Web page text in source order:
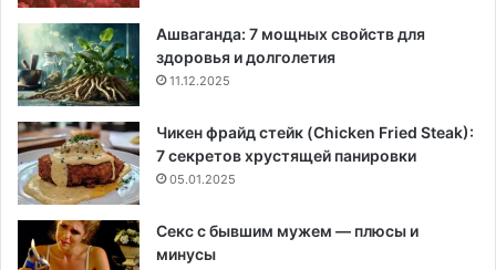
Ашваганда: 7 мощных свойств для
здоровья и долголетия
11.12.2025
Чикен фрайд стейк (Chicken Fried Steak):
7 секретов хрустящей панировки
05.01.2025
Секс с бывшим мужем — плюсы и
минусы